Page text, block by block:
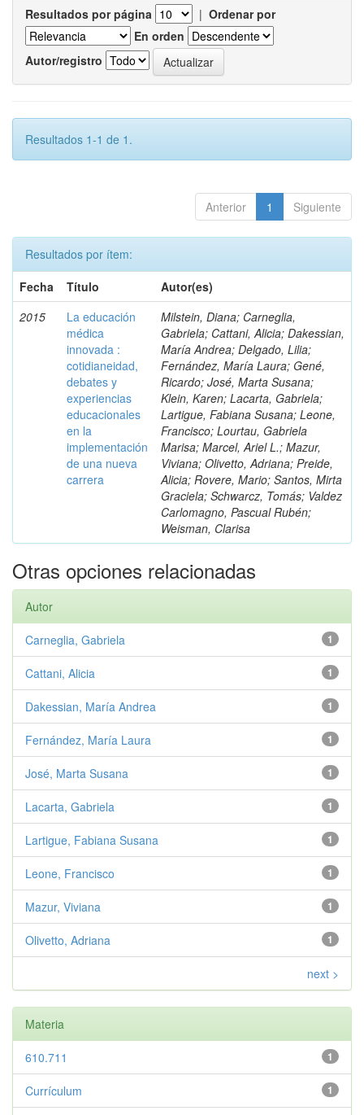
Resultados por página | Ordenar por
En orden
Autor/registro
Resultados 1-1 de 1.
Anterior 1 Siguiente
Resultados por ítem:
Fecha
Título
Autor(es)
2015
La educación
médica
innovada :
cotidianeidad,
debates y
experiencias
educacionales
en la
implementación
de una nueva
carrera
Milstein, Diana; Carneglia,
Gabriela; Cattani, Alicia; Dakessian,
María Andrea; Delgado, Lilia;
Fernández, María Laura; Gené,
Ricardo; José, Marta Susana;
Klein, Karen; Lacarta, Gabriela;
Lartigue, Fabiana Susana; Leone,
Francisco; Lourtau, Gabriela
Marisa; Marcel, Ariel L.; Mazur,
Viviana; Olivetto, Adriana; Preide,
Alicia; Rovere, Mario; Santos, Mirta
Graciela; Schwarcz, Tomás; Valdez
Carlomagno, Pascual Rubén;
Weisman, Clarisa
Otras opciones relacionadas
Autor
1
Carneglia, Gabriela
1
Cattani, Alicia
1
Dakessian, María Andrea
1
Fernández, María Laura
1
José, Marta Susana
1
Lacarta, Gabriela
1
Lartigue, Fabiana Susana
1
Leone, Francisco
1
Mazur, Viviana
1
Olivetto, Adriana
next >
Materia
1
610.711
1
Currículum